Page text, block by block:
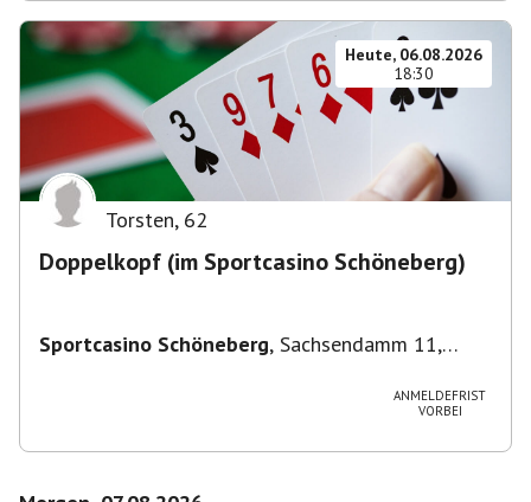
Heute, 06.08.2026
18:30
Torsten, 62
Doppelkopf (im Sportcasino Schöneberg)
Sportcasino Schöneberg, Sachsendamm 11,
ANMELDEFRIST
VORBEI